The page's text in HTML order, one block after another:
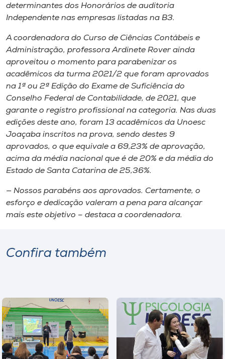
determinantes dos Honorários de auditoria
Independente nas empresas listadas na B3.
A coordenadora do Curso de Ciências Contábeis e
Administração, professora Ardinete Rover ainda
aproveitou o momento para parabenizar os
acadêmicos da turma 2021/2 que foram aprovados
na 1ª ou 2ª Edição do Exame de Suficiência do
Conselho Federal de Contabilidade, de 2021, que
garante o registro profissional na categoria. Nas duas
edições deste ano, foram 13 acadêmicos da Unoesc
Joaçaba inscritos na prova, sendo destes 9
aprovados, o que equivale a 69,23% de aprovação,
acima da média nacional que é de 20% e da média do
Estado de Santa Catarina de 25,36%.
— Nossos parabéns aos aprovados. Certamente, o
esforço e dedicação valeram a pena para alcançar
mais este objetivo – destaca a coordenadora.
Confira também